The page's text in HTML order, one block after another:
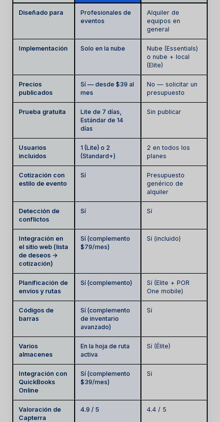
Diseñado para
Profesionales de
eventos
Alquiler de
equipos en
general
Implementación Solo en la nube
Nube (Essentials)
o nube + local
(Elite)
Precios
publicados
Sí — desde $39 al
mes
No — solicitar un
presupuesto
Prueba gratuita
Lite de 7 días,
Estándar de 14
días
Sin publicar
Usuarios
incluidos
1 (Lite) o 2
(Standard+)
2 en todos los
planes
Cotización con
estilo de evento
Sí
Presupuesto
genérico de
alquiler
Detección de
conflictos
Sí Sí
Integración en
el sitio web (lista
de deseos →
cotización)
Sí (complemento
$79/mes)
Sí (incluido)
Planificación de
envíos y rutas
Sí (complemento)
Sí (Elite + POR
One mobile)
Códigos de
barras
Sí (complemento
de inventario
avanzado)
Sí
Varios
almacenes
En la hoja de ruta
activa
Sí (Élite)
Integración con
QuickBooks
Online
Sí (complemento
$39/mes)
Sí
Valoración de
Capterra
4.9 / 5 4.4 / 5